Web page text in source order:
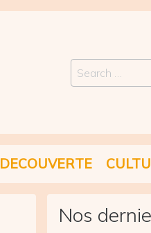
Search
DECOUVERTE
Nos